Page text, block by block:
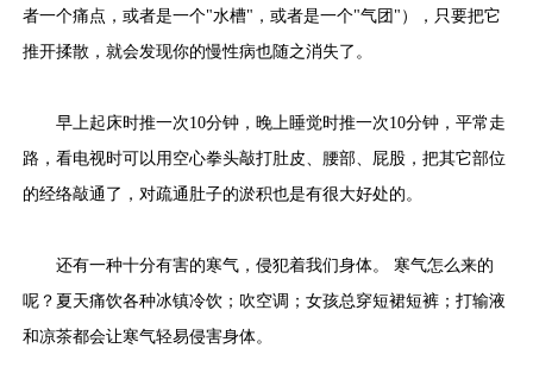
者一个痛点，或者是一个"水槽"，或者是一个"气团"），只要把它
推开揉散，就会发现你的慢性病也随之消失了。
早上起床时推一次10分钟，晚上睡觉时推一次10分钟，平常走
路，看电视时可以用空心拳头敲打肚皮、腰部、屁股，把其它部位
的经络敲通了，对疏通肚子的淤积也是有很大好处的。
还有一种十分有害的寒气，侵犯着我们身体。 寒气怎么来的
呢？夏天痛饮各种冰镇冷饮；吹空调；女孩总穿短裙短裤；打输液
和凉茶都会让寒气轻易侵害身体。